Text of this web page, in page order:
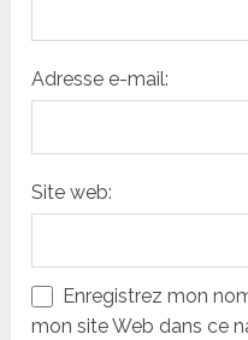
Adresse e-mail:
Site web:
Enregistrez mon
mon site Web dans ce